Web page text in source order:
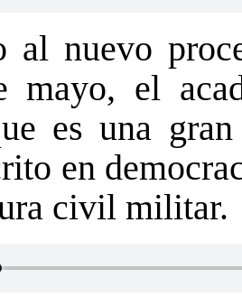
al nuevo
mayo, el
es una
en
civil militar.